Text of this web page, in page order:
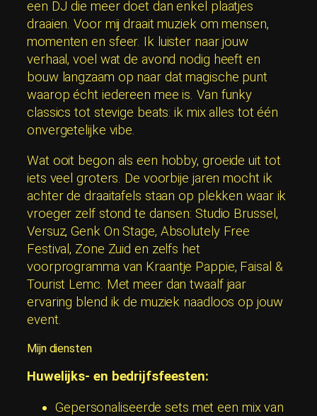
een DJ die meer doet dan enkel plaatjes
draaien. Voor mij draait muziek om mensen,
momenten en sfeer. Ik luister naar jouw
verhaal, voel wat de avond nodig heeft en
bouw langzaam op naar dat magische punt
waarop écht iedereen mee is. Van funky
classics tot stevige beats: ik mix alles tot één
onvergetelijke vibe.
Wat ooit begon als een hobby, groeide uit tot
iets veel groters. De voorbije jaren mocht ik
achter de draaitafels staan op plekken waar ik
vroeger zelf stond te dansen: Studio Brussel,
Versuz, Genk On Stage, Absolutely Free
Festival, Zone Zuid en zelfs het
voorprogramma van Kraantje Pappie, Faisal &
Tourist Lemc. Met meer dan twaalf jaar
ervaring blend ik de muziek naadloos op jouw
event.
Mijn diensten
Huwelijks- en bedrijfsfeesten:
Gepersonaliseerde sets met een mix van